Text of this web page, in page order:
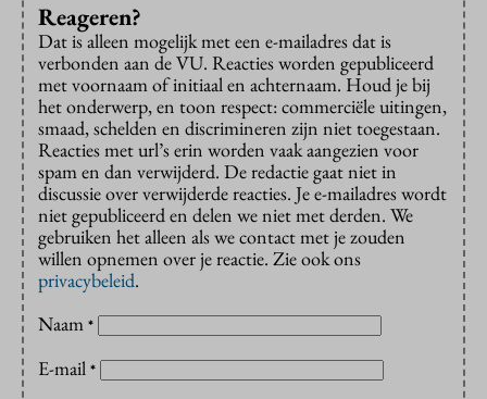
Reageren?
Dat is alleen mogelijk met een e-mailadres dat is
verbonden aan de VU. Reacties worden gepubliceerd
met voornaam of initiaal en achternaam. Houd je bij
het onderwerp, en toon respect: commerciële uitingen,
smaad, schelden en discrimineren zijn niet toegestaan.
Reacties met url’s erin worden vaak aangezien voor
spam en dan verwijderd. De redactie gaat niet in
discussie over verwijderde reacties. Je e-mailadres wordt
niet gepubliceerd en delen we niet met derden. We
gebruiken het alleen als we contact met je zouden
willen opnemen over je reactie. Zie ook ons
privacybeleid.
Naam *
E-mail *